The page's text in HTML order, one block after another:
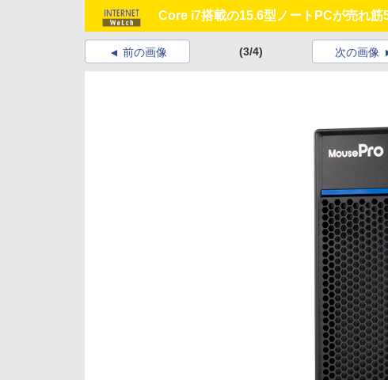
Core i7搭載の15.6型ノートPCが売れ
前の画像 (3/4) 次の画像